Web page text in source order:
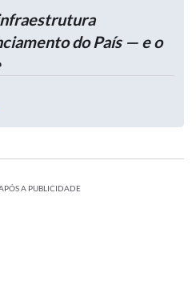
do País — e o
A PUBLICIDADE